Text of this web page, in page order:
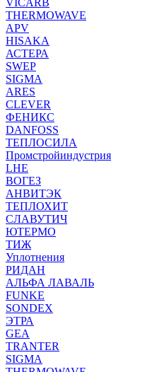
VICARB
THERMOWAVE
APV
HISAKA
АСТЕРА
SWEP
SIGMA
ARES
CLEVER
ФЕНИКС
DANFOSS
ТЕПЛОСИЛА
Промстройиндустрия
LHE
ВОГЕЗ
АНВИТЭК
ТЕПЛОХИТ
СЛАВУТИЧ
ЮТЕРМО
ТИЖ
Уплотнения
РИДАН
АЛЬФА ЛАВАЛЬ
FUNKE
SONDEX
ЭТРА
GEA
TRANTER
SIGMA